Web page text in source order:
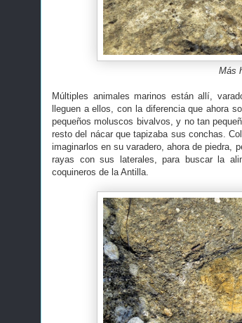
Más
Múltiples animales marinos están allí,
lleguen a ellos, con la diferencia que ahora
pequeños moluscos bivalvos, y no tan
resto del nácar que tapizaba sus conchas.
imaginarlos en su varadero, ahora de piedra,
rayas con sus laterales, para buscar la
coquineros de la Antilla.